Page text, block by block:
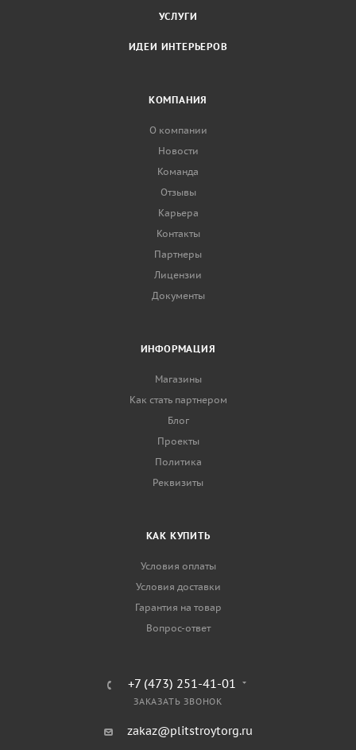
УСЛУГИ
ИДЕИ ИНТЕРЬЕРОВ
КОМПАНИЯ
О компании
Новости
Команда
Отзывы
Карьера
Контакты
Партнеры
Лицензии
Документы
ИНФОРМАЦИЯ
Магазины
Как стать партнером
Блог
Проекты
Политика
Реквизиты
КАК КУПИТЬ
Условия оплаты
Условия доставки
Гарантия на товар
Вопрос-ответ
+7 (473) 251-41-01
ЗАКАЗАТЬ ЗВОНОК
zakaz@plitstroytorg.ru